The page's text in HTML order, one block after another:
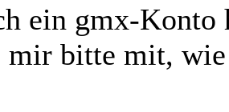
ein gmx-Konto
mir bitte mit,